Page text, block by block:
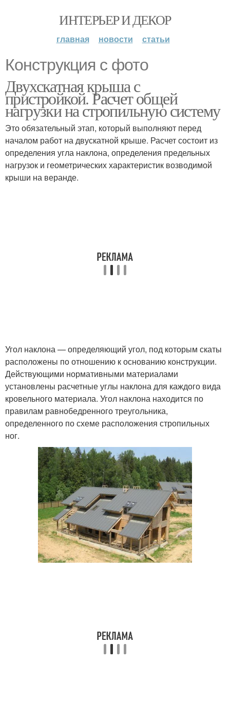
ИНТЕРЬЕР И ДЕКОР
главная новости статьи
Конструкция с фото
Двухскатная крыша с
пристройкой. Расчет общей
нагрузки на стропильную систему
Это обязательный этап, который выполняют перед
началом работ на двускатной крыше. Расчет состоит из
определения угла наклона, определения предельных
нагрузок и геометрических характеристик возводимой
крыши на веранде.
Угол наклона — определяющий угол, под которым скаты
расположены по отношению к основанию конструкции.
Действующими нормативными материалами
установлены расчетные углы наклона для каждого вида
кровельного материала. Угол наклона находится по
правилам равнобедренного треугольника,
определенного по схеме расположения стропильных
ног.